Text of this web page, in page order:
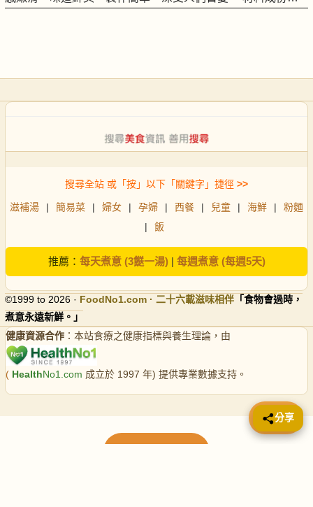
搜尋全站 或「按」以下「關鍵字」捷徑 >>
滋補湯 | 簡易菜 | 婦女 | 孕婦 | 西餐 | 兒童 | 海鮮 |
粉麵
|
飯
推薦： 每天煮意 (3餸一湯)| 每週煮意 (每週5天)
©1999 to 2026 · FoodNo1.com · 二十六載滋味相伴 「食物會過時，
煮意永遠新鮮。」
健康資源合作 ：本站食療之健康指標與養生理論，由
( HealthNo1.com 成立於 1997 年) 提供專業數據支持。
📤 分享
分享